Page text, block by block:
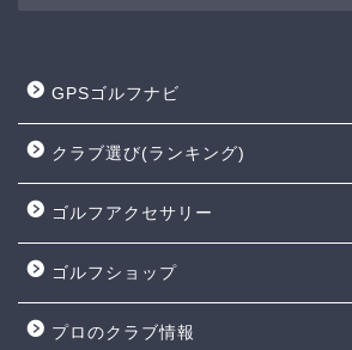
GPSゴルフナビ
クラブ選び(ランキング)
ゴルフアクセサリー
ゴルフショップ
プロのクラブ情報